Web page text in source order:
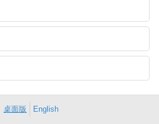
contents
桌面版 English